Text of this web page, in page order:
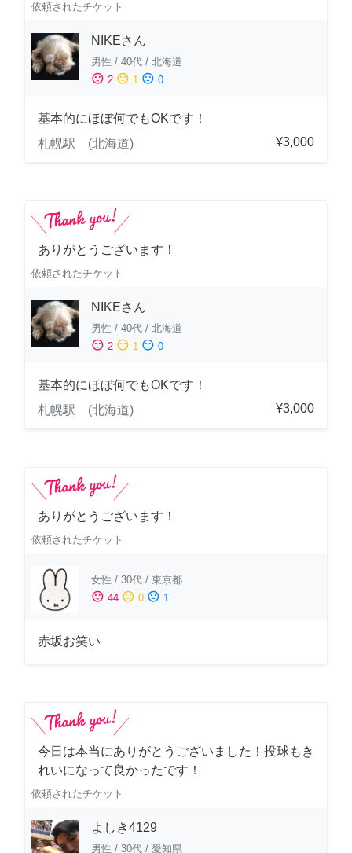
依頼されたチケット
NIKEさん
男性 / 40代 / 北海道
sentiment_satisfied 2 sentiment_neutral 1 sentiment_dissatisfied 0
基本的にほぼ何でもOKです！
札幌駅 (北海道)
¥3,000
ありがとうございます！
依頼されたチケット
NIKEさん
男性 / 40代 / 北海道
sentiment_satisfied 2 sentiment_neutral 1 sentiment_dissatisfied 0
基本的にほぼ何でもOKです！
札幌駅 (北海道)
¥3,000
ありがとうございます！
依頼されたチケット
女性 / 30代 / 東京都
sentiment_satisfied 44 sentiment_neutral 0 sentiment_dissatisfied 1
赤坂お笑い
今日は本当にありがとうございました！投球もき
れいになって良かったです！
依頼されたチケット
よしき4129
男性 / 30代 / 愛知県